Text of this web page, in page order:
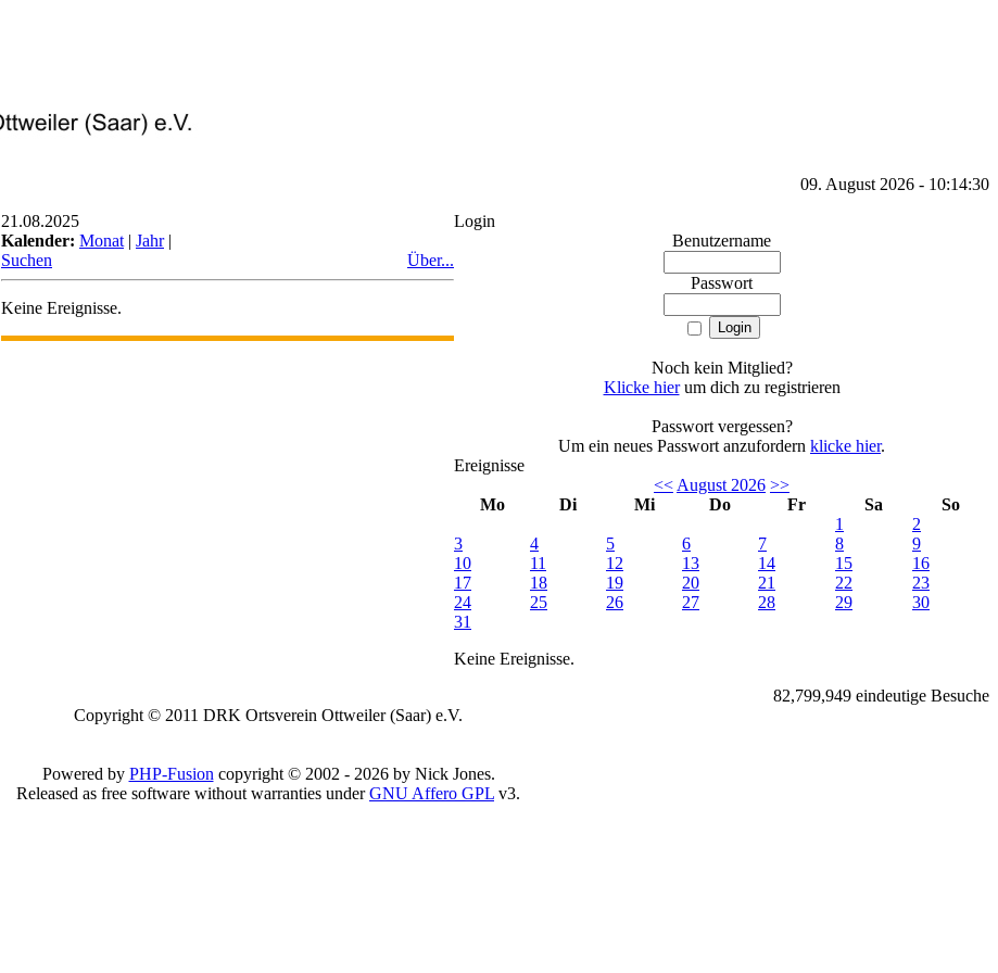
09. August 2026 - 10:14:30
21.08.2025
Kalender: Monat | Jahr|
Suchen
Über...
Keine Ereignisse.
Login
Benutzername
Passwort
Noch kein Mitglied?
Klicke hierum dich zu registrieren
Passwort vergessen?
Um ein neues Passwort anzufordern klicke hier.
Ereignisse
<< August 2026 >>
Mo
Di Mi Do Fr Sa
So
1
2
3
4 5 6 7 8
9
10
11 12 13 14 15
16
17
18 19 20 21 22
23
24
25 26 27 28 29
30
31
Keine Ereignisse.
82,799,949 eindeutige Besuche
Copyright © 2011 DRK Ortsverein Ottweiler (Saar) e.V.
Powered by PHP-Fusion copyright © 2002 - 2026 by Nick Jones.
Released as free software without warranties underGNU Affero GPL v3.